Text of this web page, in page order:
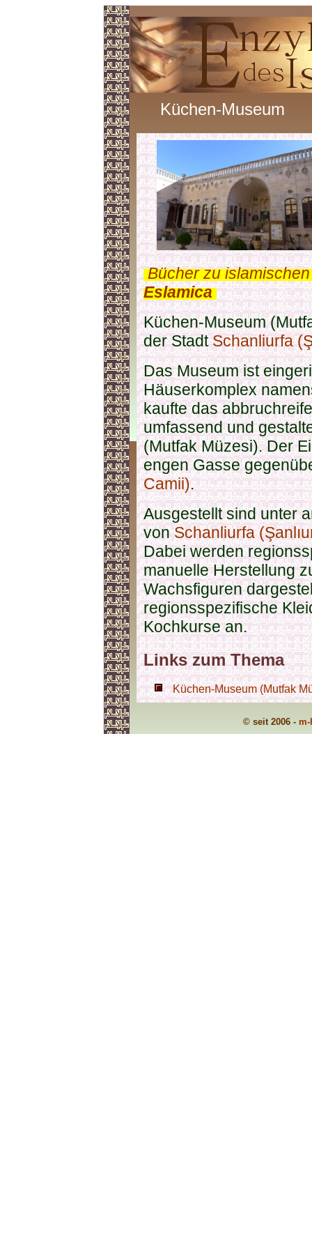
Küchen-Museum
.Bücher zu
Eslamica.
Küchen-Museum
der StadtSchanliurfa
Das Museum ist
Häuserkomplex
kaufte das
umfassend und
(Mutfak Müzesi). Der
engen Gasse
Camii).
Ausgestellt sind unter
vonSchanliurfa
Dabei werden
manuelle Herstellung
Wachsfiguren
regionsspezifische
Kochkurse an.
Links zum Thema
Küchen-Museum (Mutfak
© seit 2006 -